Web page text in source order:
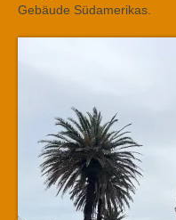
Gebäude Südamerikas.